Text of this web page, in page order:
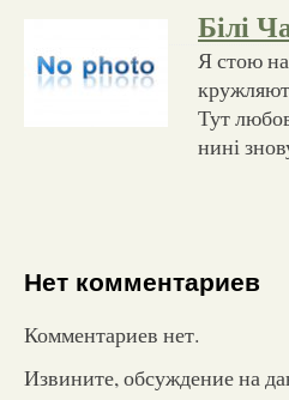
Білі
Я стою на
Тут
нині
Нет комментариев
Комментариев нет.
Извините, обсуждение на